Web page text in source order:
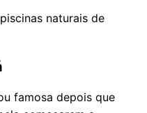
naturais de
famosa depois que